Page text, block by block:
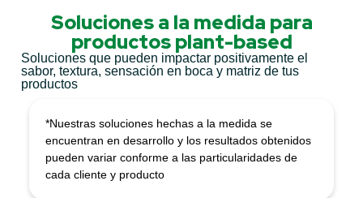
Soluciones a la medida para
productos plant-based
Soluciones que pueden impactar positivamente el
sabor, textura, sensación en boca y matriz de tus
productos
*Nuestras soluciones hechas a la medida se
encuentran en desarrollo y los resultados obtenidos
pueden variar conforme a las particularidades de
cada cliente y producto